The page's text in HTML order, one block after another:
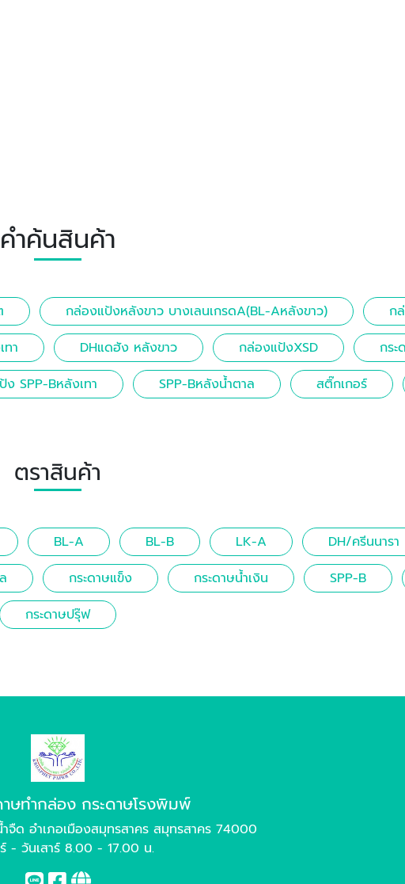
คำค้นสินค้า
กล่องแป้งหลังขาว บางเลนเกรดA(BL-Aหลังขาว)
ก
า DHแดฮัง หลังขาว กล่องแป้งXSD
กระ
SPP-Bหลังเทา SPP-Bหลังน้ำตาล สติ๊กเกอร์
ตราสินค้า
BL-A BL-B LK-A
DH/ครีนนารา
กระดาษแข็ง กระดาษน้ำเงิน SPP-B
กระดาษปรุ๊ฟ
ษทำกล่อง กระดาษโรงพิมพ์
จืด อำเภอเมืองสมุทรสาคร สมุทรสาคร 74000
- วันเสาร์ 8.00 - 17.00 น.